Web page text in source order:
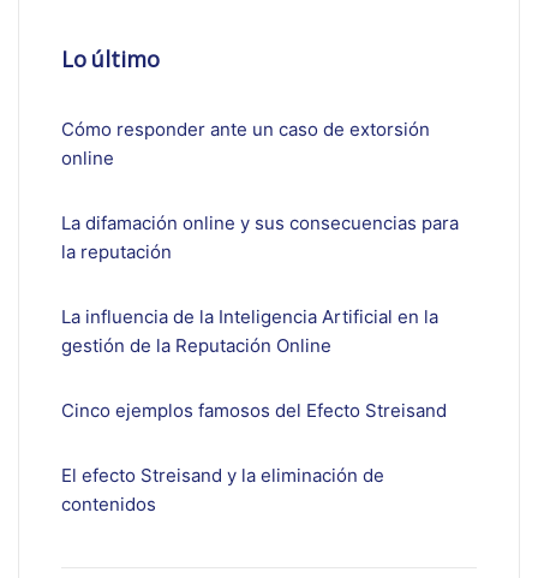
Lo último
Cómo responder ante un caso de extorsión
online
La difamación online y sus consecuencias para
la reputación
La influencia de la Inteligencia Artificial en la
gestión de la Reputación Online
Cinco ejemplos famosos del Efecto Streisand
El efecto Streisand y la eliminación de
contenidos